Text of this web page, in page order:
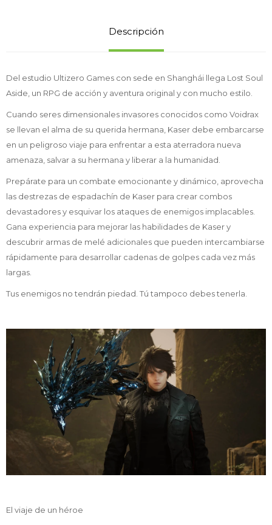
Descripción
Del estudio Ultizero Games con sede en Shanghái llega Lost Soul
Aside, un RPG de acción y aventura original y con mucho estilo.
Cuando seres dimensionales invasores conocidos como Voidrax
se llevan el alma de su querida hermana, Kaser debe embarcarse
en un peligroso viaje para enfrentar a esta aterradora nueva
amenaza, salvar a su hermana y liberar a la humanidad.
Prepárate para un combate emocionante y dinámico, aprovecha
las destrezas de espadachín de Kaser para crear combos
devastadores y esquivar los ataques de enemigos implacables.
Gana experiencia para mejorar las habilidades de Kaser y
descubrir armas de melé adicionales que pueden intercambiarse
rápidamente para desarrollar cadenas de golpes cada vez más
largas.
Tus enemigos no tendrán piedad. Tú tampoco debes tenerla.
El viaje de un héroe